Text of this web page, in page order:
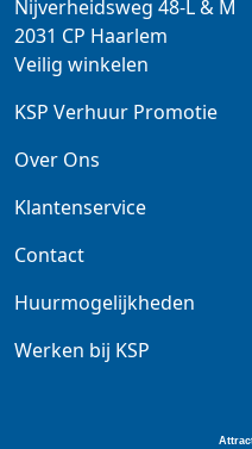
Nijverheidsweg 48-L & M
2031 CP Haarlem
Veilig winkelen
KSP Verhuur Promotie
Over Ons
Klantenservice
Contact
Huurmogelijkheden
Werken bij KSP